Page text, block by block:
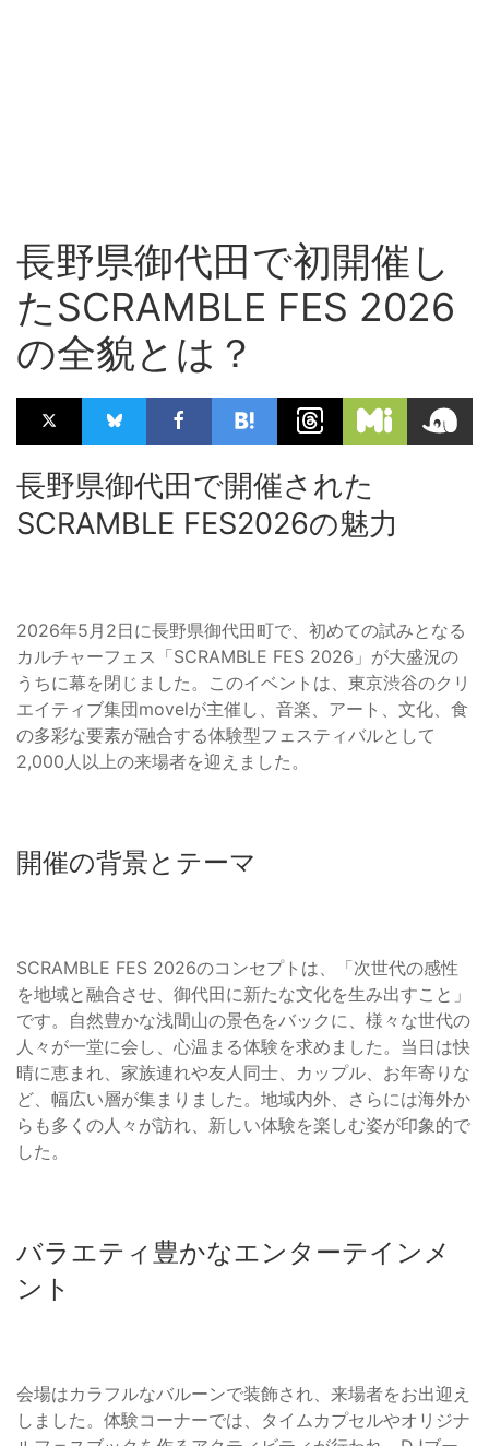
長野県御代田で初開催し
たSCRAMBLE FES 2026
の全貌とは？
長野県御代田で開催された
SCRAMBLE FES2026の魅力
2026年5月2日に長野県御代田町で、初めての試みとなる
カルチャーフェス「SCRAMBLE FES 2026」が大盛況の
うちに幕を閉じました。このイベントは、東京渋谷のクリ
エイティブ集団movelが主催し、音楽、アート、文化、食
の多彩な要素が融合する体験型フェスティバルとして
2,000人以上の来場者を迎えました。
開催の背景とテーマ
SCRAMBLE FES 2026のコンセプトは、「次世代の感性
を地域と融合させ、御代田に新たな文化を生み出すこと」
です。自然豊かな浅間山の景色をバックに、様々な世代の
人々が一堂に会し、心温まる体験を求めました。当日は快
晴に恵まれ、家族連れや友人同士、カップル、お年寄りな
ど、幅広い層が集まりました。地域内外、さらには海外か
らも多くの人々が訪れ、新しい体験を楽しむ姿が印象的で
した。
バラエティ豊かなエンターテインメ
ント
会場はカラフルなバルーンで装飾され、来場者をお出迎え
しました。体験コーナーでは、タイムカプセルやオリジナ